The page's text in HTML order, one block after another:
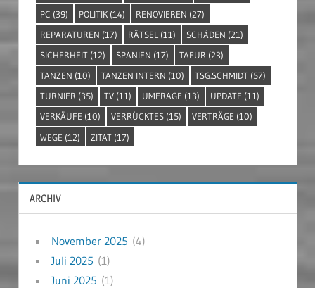
PC (39) POLITIK (14) RENOVIEREN (27)
REPARATUREN (17) RÄTSEL (11) SCHÄDEN (21)
SICHERHEIT (12) SPANIEN (17) TAEUR (23)
TANZEN (10) TANZEN INTERN (10) TSG.SCHMIDT (57)
TURNIER (35) TV (11) UMFRAGE (13) UPDATE (11)
VERKÄUFE (10) VERRÜCKTES (15) VERTRÄGE (10)
WEGE (12) ZITAT (17)
ARCHIV
November 2025 (4)
Juli 2025 (1)
Juni 2025 (1)